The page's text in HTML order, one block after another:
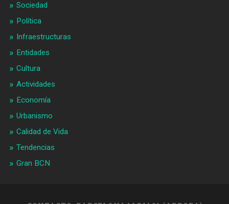
Sociedad
Política
Infraestructuras
Entidades
Cultura
Actividades
Economía
Urbanismo
Calidad de Vida
Tendencias
Gran BCN